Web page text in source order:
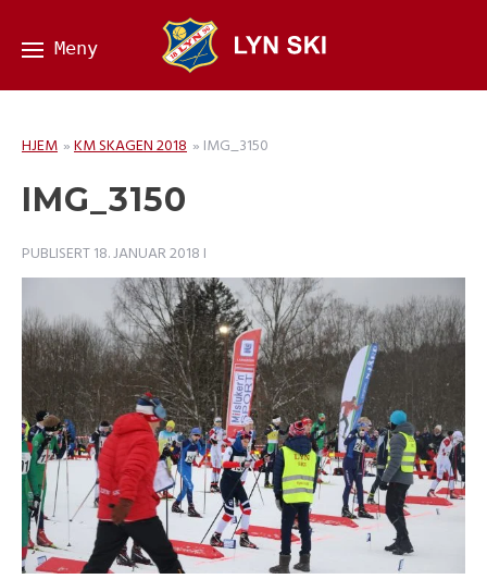
HJEM »KM SKAGEN 2018 » IMG_3150
IMG_3150
PUBLISERT18. JANUAR 2018 I